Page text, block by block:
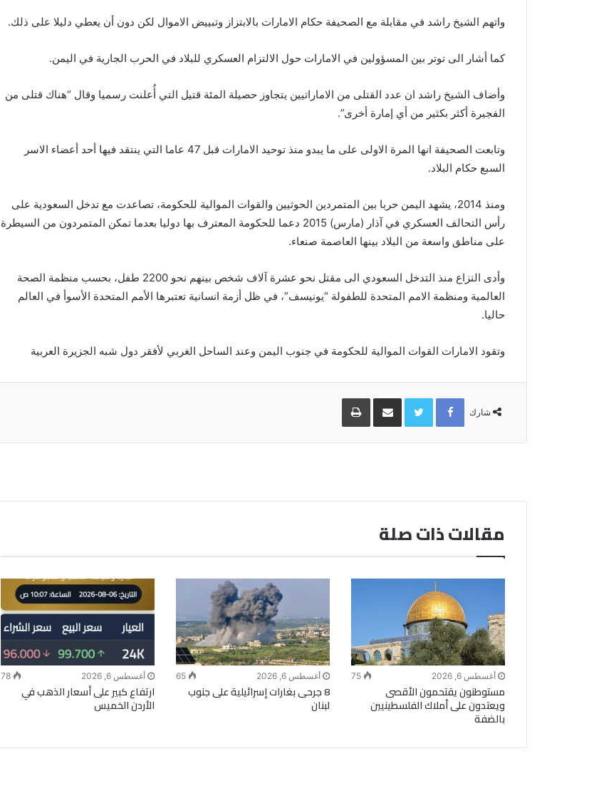
واتهم الشيخ راشد في مقابلة مع الصحيفة حكام الامارات بالابتزاز وتبييض الاموال لكن دون أن يعطي دليلا على ذلك.
كما أشار الى توتر بين المسؤولين في الامارات حول الالتزام العسكري للبلاد في الحرب الجارية في اليمن.
وأضاف الشيخ راشد ان عدد القتلى من الاماراتيين يتجاوز حصيلة المئة قتيل التي أُعلنت رسميا وقال “هناك قتلى من
الفجيرة أكثر بكثير من أي إمارة أخرى”.
وتابعت الصحيفة انها المرة الاولى على ما يبدو منذ توحيد الامارات قبل 47 عاما التي ينتقد فيها أحد أعضاء الاسر
السبع حكام البلاد.
ومنذ 2014، يشهد اليمن حربا بين المتمردين الحوثيين والقوات الموالية للحكومة، تصاعدت مع تدخل السعودية على
رأس التحالف العسكري في آذار (مارس) 2015 دعما للحكومة المعترف بها دوليا بعدما تمكن المتمردون من السيطرة
على مناطق واسعة من البلاد بينها العاصمة صنعاء.
وأدى النزاع منذ التدخل السعودي الى مقتل نحو عشرة آلاف شخص بينهم نحو 2200 طفل، بحسب منظمة الصحة
العالمية ومنظمة الامم المتحدة للطفولة “يونيسف”، في ظل أزمة انسانية تعتبرها الأمم المتحدة الأسوأ في العالم
حاليا.
وتقود الامارات القوات الموالية للحكومة في جنوب اليمن وعند الساحل الغربي لأفقر دول شبه الجزيرة العربية
شارك
Facebook
Twitterمشاركة
البريد
طباعة
مقالات ذات صلة
أغسطس 6, 2026 75
مستوطنون يقتحمون الأقصى
ويعتدون على أملاك الفلسطينيين
بالضفة
أغسطس 6, 2026 65
8 جرحى بغارات إسرائيلية على جنوب
لبنان
أغسطس 6, 2026 78
ارتفاع كبير على أسعار الذهب في
الأردن الخميس